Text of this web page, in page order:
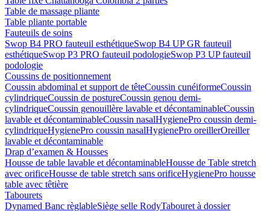
Table de massage pliante
Table pliante portable
Fauteuils de soins
Swop B4 PRO fauteuil esthétiqueSwop B4 UP GR fauteuil
esthétiqueSwop P3 PRO fauteuil podologieSwop P3 UP fauteuil
podologie
Coussins de positionnement
Coussin abdominal et support de têteCoussin cunéiformeCoussin
cylindriqueCoussin de postureCoussin genou demi-
cylindriqueCoussin genouillère lavable et décontaminableCoussin
lavable et décontaminableCoussin nasalHygienePro coussin demi-
cylindriqueHygienePro coussin nasalHygienePro oreillerOreiller
lavable et décontaminable
Drap d’examen & Housses
Housse de table lavable et décontaminableHousse de Table stretch
avec orificeHousse de table stretch sans orificeHygienePro housse
table avec têtière
Tabourets
Dynamed Banc règlableSiège selle RodyTabouret à dossier